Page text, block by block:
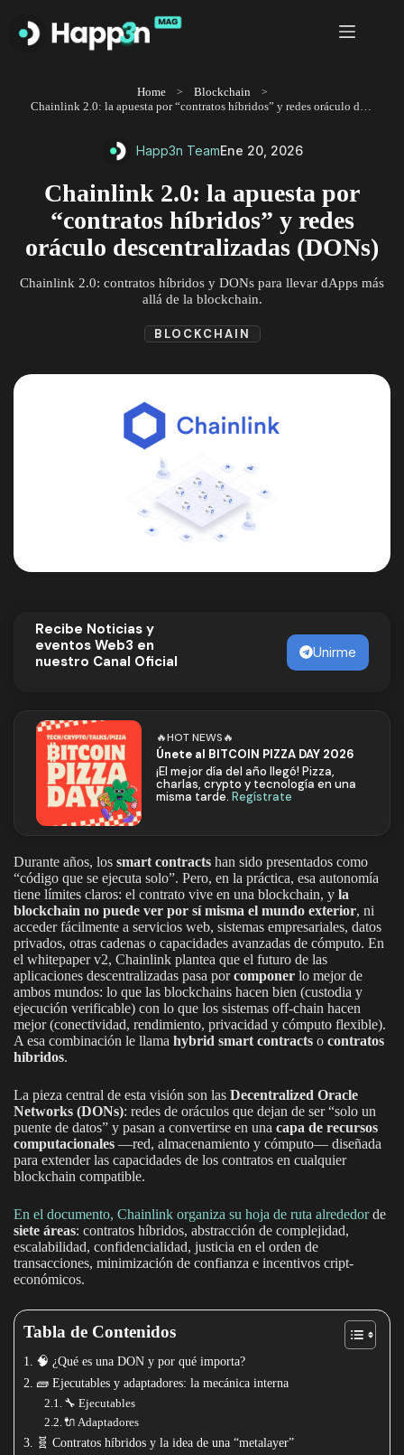
contenido
Home
Blockchain
Chainlink 2.0: la apuesta por “contratos híbridos” y redes oráculo descentralizadas (DONs)
Happ3n TeamEne 20, 2026
Chainlink 2.0: la apuesta por
“contratos híbridos” y redes
oráculo descentralizadas (DONs)
Chainlink 2.0: contratos híbridos y DONs para llevar dApps más
allá de la blockchain.
BLOCKCHAIN
Recibe Noticias y
eventos Web3 en
nuestro Canal Oficial
Unirme
🔥HOT NEWS🔥
Únete al BITCOIN PIZZA DAY 2026
¡El mejor día del año llegó! Pizza,
charlas, crypto y tecnología en una
misma tarde.Regístrate
Durante años, los smart contracts han sido presentados como
“código que se ejecuta solo”. Pero, en la práctica, esa autonomía
tiene límites claros: el contrato vive en una blockchain, y la
blockchain no puede ver por sí misma el mundo exterior, ni
acceder fácilmente a servicios web, sistemas empresariales, datos
privados, otras cadenas o capacidades avanzadas de cómputo. En
el whitepaper v2, Chainlink plantea que el futuro de las
aplicaciones descentralizadas pasa porcomponer lo mejor de
ambos mundos: lo que las blockchains hacen bien (custodia y
ejecución verificable) con lo que los sistemas off-chain hacen
mejor (conectividad, rendimiento, privacidad y cómputo flexible).
A esa combinación le llama hybrid smart contracts o contratos
híbridos.
La pieza central de esta visión son las Decentralized Oracle
Networks (DONs): redes de oráculos que dejan de ser “solo un
puente de datos” y pasan a convertirse en una capa de recursos
computacionales —red, almacenamiento y cómputo— diseñada
para extender las capacidades de los contratos en cualquier
blockchain compatible.
En el documento, Chainlink organiza su hoja de ruta alrededorde
siete áreas: contratos híbridos, abstracción de complejidad,
escalabilidad, confidencialidad, justicia en el orden de
transacciones, minimización de confianza e incentivos cript-
económicos.
Tabla de Contenidos
🧠 ¿Qué es una DON y por qué importa?
🧱 Ejecutables y adaptadores: la mecánica interna
🔧 Ejecutables
🔌 Adaptadores
🧬 Contratos híbridos y la idea de una “metalayer”